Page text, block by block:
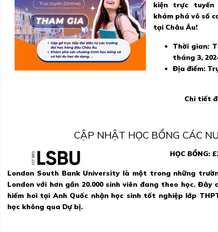
kiện trực tuyến
khám phá vô số
tại Châu Âu!
Thời gian:
tháng 3,
Địa điểm:
Chi tiết
CẬP NHẬT HỌC BỔNG CÁC
HỌC BỔNG:
London South Bank University là một trong những
London với hơn gần 20.000 sinh viên đang theo học.
hiếm hoi tại Anh Quốc nhận học sinh tốt nghiệp lớp
học không qua Dự bị.